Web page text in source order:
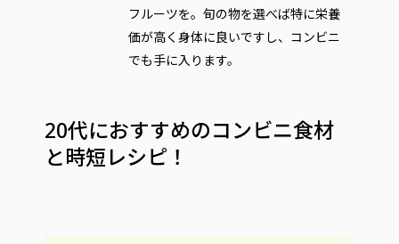
フルーツを。旬の物を選べば特に栄養
価が高く身体に良いですし、コンビニ
でも手に入ります。
20代におすすめのコンビニ食材
と時短レシピ！